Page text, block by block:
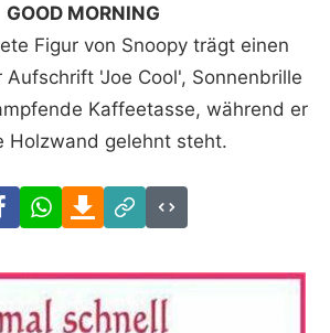
GOOD MORNING
Figur von Snoopy trägt einen
Aufschrift 'Joe Cool', Sonnenbrille
Kaffeetasse, während er
Holzwand gelehnt steht.
FacebookWhatsAppDownload
Link
Code